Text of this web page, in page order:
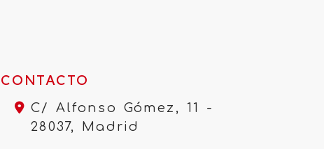
CONTACTO
C/ Alfonso Gómez, 11 -
28037, Madrid